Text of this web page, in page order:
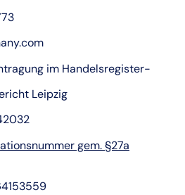
im Handelsregister-
Leipzig
gem. §27a